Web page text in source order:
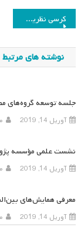
راهبری
نوشته
کرسی نظریه پردازی
نوشته های مرتبط
جلسه توسعه گروه‌های
آوریل 14, 2019
نشست علمی مؤسسه
آوریل 14, 2019
معرفی همایش‌های
آوریل 14, 2019